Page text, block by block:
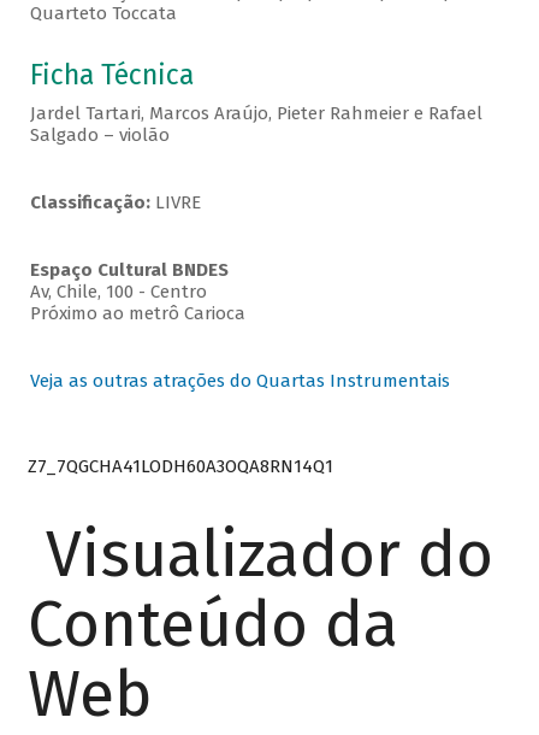
Quarteto Toccata
Ficha Técnica
Jardel Tartari, Marcos Araújo, Pieter Rahmeier e Rafael
Salgado – violão
Classificação: LIVRE
Espaço Cultural BNDES
Av, Chile, 100 - Centro
Próximo ao metrô Carioca
Veja as outras atrações do Quartas Instrumentais
Z7_7QGCHA41LODH60A3OQA8RN14Q1
Visualizador do
Conteúdo da
Web